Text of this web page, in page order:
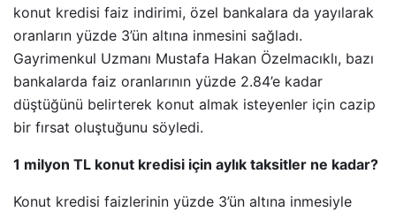
konut kredisi faiz indirimi, özel bankalara da yayılarak
oranların yüzde 3’ün altına inmesini sağladı.
Gayrimenkul Uzmanı Mustafa Hakan Özelmacıklı, bazı
bankalarda faiz oranlarının yüzde 2.84’e kadar
düştüğünü belirterek konut almak isteyenler için cazip
bir fırsat oluştuğunu söyledi.
1 milyon TL konut kredisi için aylık taksitler ne kadar?
Konut kredisi faizlerinin yüzde 3’ün altına inmesiyle